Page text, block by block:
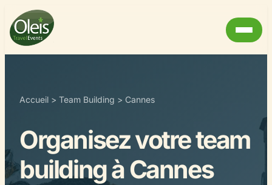
Accueil > Team Building > Cannes
Organisez votre team
building à Cannes